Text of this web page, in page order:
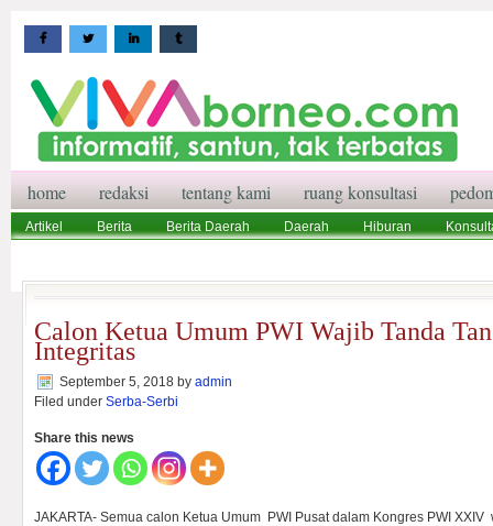
home redaksi tentang kami ruang konsultasi
Artikel Berita Berita Daerah Daerah Hiburan
Calon Ketua Umum PWI Wajib Tanda
Integritas
September 5, 2018 by admin
Filed under Serba-Serbi
Share this news
JAKARTA- Semua calon Ketua Umum PWI Pusat dalam Kongres PWI